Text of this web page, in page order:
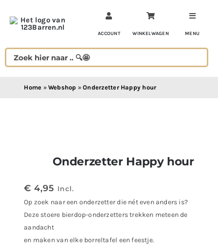
naar
ACCOUNT WINKELWAGEN MENU
Home » Webshop »Onderzetter Happy hour
Onderzetter Happy hour
€ 4,95 Incl.
Op zoek naar een onderzetter die nét even anders is?
Deze stoere bierdop-onderzetters trekken meteen de
aandacht
en maken van elke borreltafel een feestje.